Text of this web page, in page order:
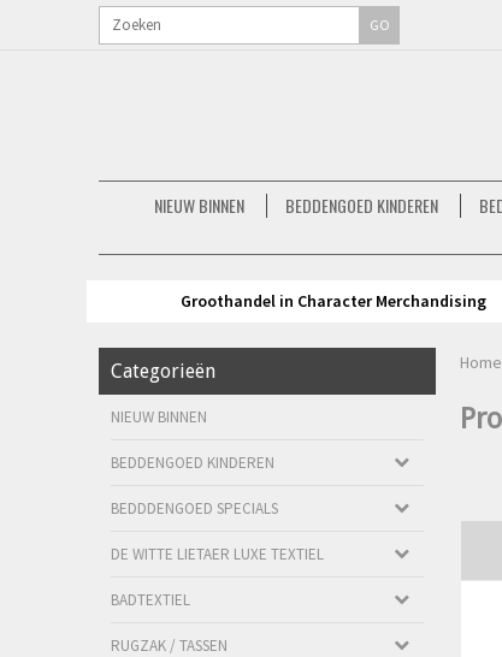
GO
NIEUW BINNEN BEDDENGOED KINDEREN
Groothandel in Character Merchandising
Categorieën
NIEUW BINNEN
BEDDENGOED KINDEREN
BEDDDENGOED SPECIALS
DE WITTE LIETAER LUXE TEXTIEL
BADTEXTIEL
RUGZAK / TASSEN
Home